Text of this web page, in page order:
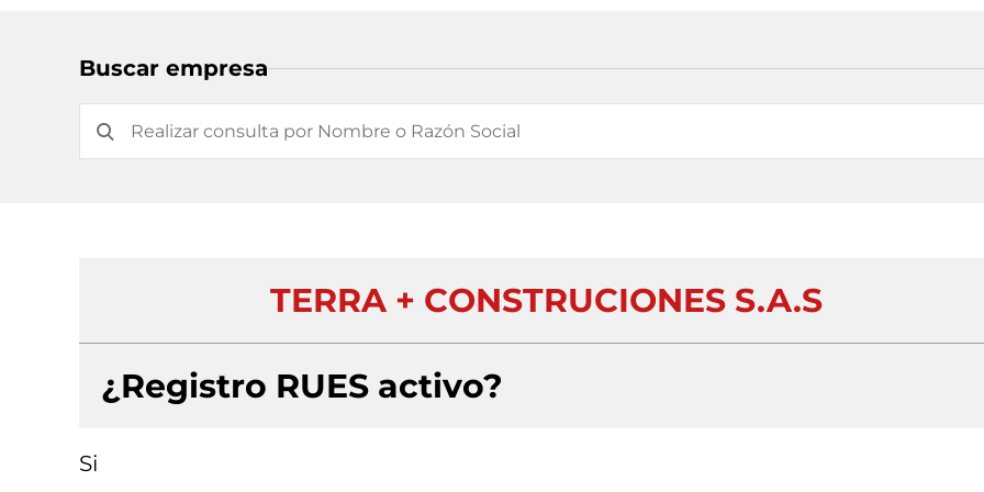
Buscar empresa
TERRA + CONSTRUCIONES S.A.S
¿Registro RUES activo?
Si